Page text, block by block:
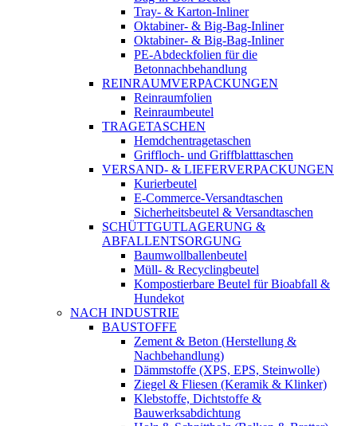
Tray- & Karton-Inliner
Oktabiner- & Big-Bag-Inliner
Oktabiner- & Big-Bag-Inliner
PE-Abdeckfolien für die
Betonnachbehandlung
REINRAUMVERPACKUNGEN
Reinraumfolien
Reinraumbeutel
TRAGETASCHEN
Hemdchentragetaschen
Griffloch- und Griffblatttaschen
VERSAND- & LIEFERVERPACKUNGEN
Kurierbeutel
E-Commerce-Versandtaschen
Sicherheitsbeutel & Versandtaschen
SCHÜTTGUTLAGERUNG &
ABFALLENTSORGUNG
Baumwollballenbeutel
Müll- & Recyclingbeutel
Kompostierbare Beutel für Bioabfall &
Hundekot
NACH INDUSTRIE
BAUSTOFFE
Zement & Beton (Herstellung &
Nachbehandlung)
Dämmstoffe (XPS, EPS, Steinwolle)
Ziegel & Fliesen (Keramik & Klinker)
Klebstoffe, Dichtstoffe &
Bauwerksabdichtung